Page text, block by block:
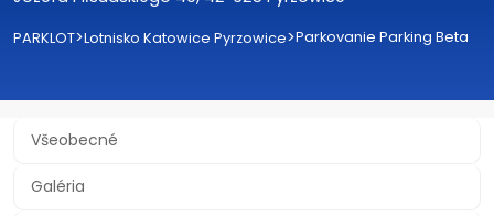
PARKLOT>Lotnisko Katowice Pyrzowice>Parkovanie Parking Beta
Všeobecné
Galéria